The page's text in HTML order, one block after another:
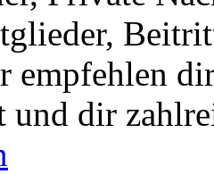
empfehlen
und dir